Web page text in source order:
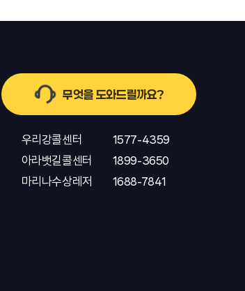
무엇을 도와드릴까요?
우리강콜센터
1577-4359
아라뱃길콜센터
1899-3650
마리나수상레저
1688-7841